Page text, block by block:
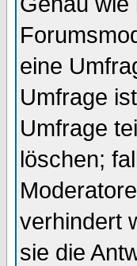
eine
Umfrage
Umfrage
löschen;
verhindert
sie die